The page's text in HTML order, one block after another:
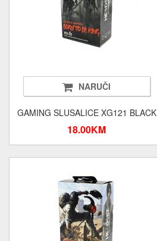
NARUČI
GAMING SLUSALICE XG121 BLACK
18.00KM